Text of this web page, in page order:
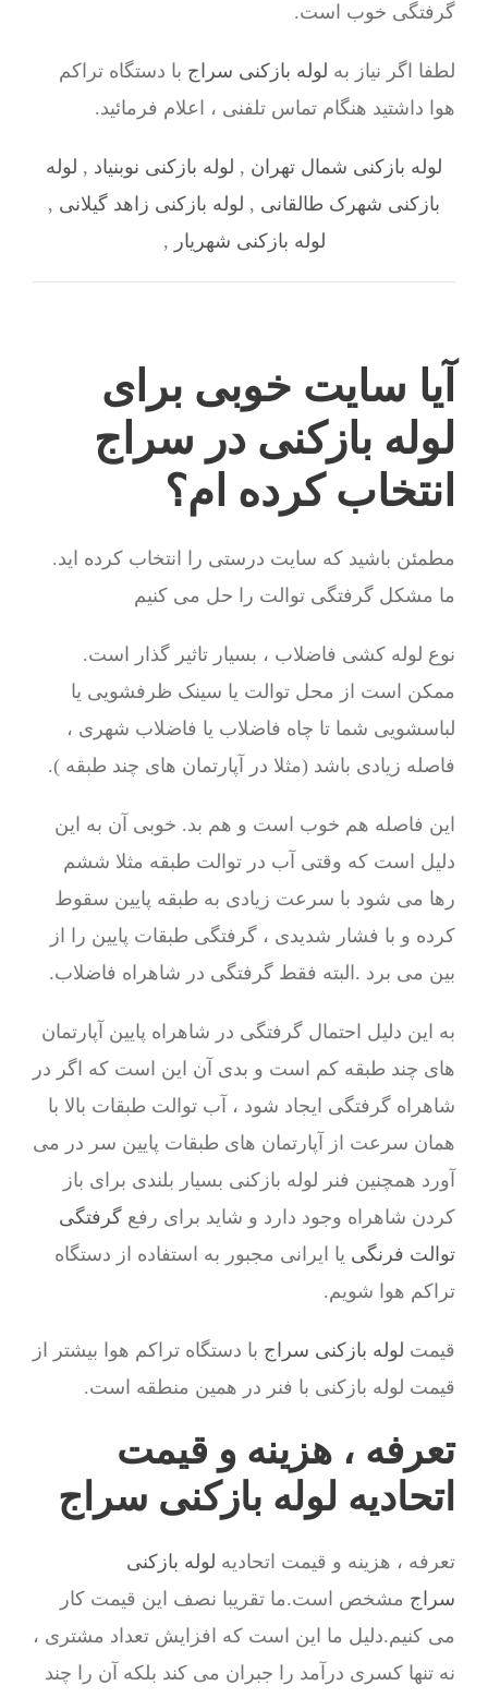
گرفتگی خوب است.
لطفا اگر نیاز به لوله بازکنی سراج با دستگاه تراکم
هوا داشتید هنگام تماس تلفنی ، اعلام فرمائید.
لوله بازکنی شمال تهران , لوله بازکنی نوبنیاد , لوله
بازکنی شهرک طالقانی , لوله بازکنی زاهد گیلانی ,
لوله بازکنی شهریار ,
آیا سایت خوبی برای
لوله بازکنی در سراج
انتخاب کرده ام؟
مطمئن باشید که سایت درستی را انتخاب کرده اید.
ما مشکل گرفتگی توالت را حل می کنیم
نوع لوله کشی فاضلاب ، بسیار تاثیر گذار است.
ممکن است از محل توالت یا سینک ظرفشویی یا
لباسشویی شما تا چاه فاضلاب یا فاضلاب شهری ،
فاصله زیادی باشد (مثلا در آپارتمان های چند طبقه ).
این فاصله هم خوب است و هم بد. خوبی آن به این
دلیل است که وقتی آب در توالت طبقه مثلا ششم
رها می شود با سرعت زیادی به طبقه پایین سقوط
کرده و با فشار شدیدی ، گرفتگی طبقات پایین را از
بین می برد .البته فقط گرفتگی در شاهراه فاضلاب.
به این دلیل احتمال گرفتگی در شاهراه پایین آپارتمان
های چند طبقه کم است و بدی آن این است که اگر در
شاهراه گرفتگی ایجاد شود ، آب توالت طبقات بالا با
همان سرعت از آپارتمان های طبقات پایین سر در می
آورد همچنین فنر لوله بازکنی بسیار بلندی برای باز
کردن شاهراه وجود دارد و شاید برای رفع گرفتگی
توالت فرنگی یا ایرانی مجبور به استفاده از دستگاه
تراکم هوا شویم.
قیمت لوله بازکنی سراج با دستگاه تراکم هوا بیشتر از
قیمت لوله بازکنی با فنر در همین منطقه است.
تعرفه ، هزینه و قیمت
اتحادیه لوله بازکنی سراج
تعرفه ، هزینه و قیمت اتحادیه لوله بازکنی
سراج مشخص است.ما تقریبا نصف این قیمت کار
می کنیم.دلیل ما این است که افزایش تعداد مشتری ،
نه تنها کسری درآمد را جبران می کند بلکه آن را چند